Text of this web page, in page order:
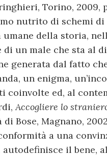
Torino, 2009,
nutrito di schemi
umane della storia,
di un male che sta al
generata dal fatto
un enigma,
coinvolte ed, al
Accogliere lo
di Bose, Magnano,
a una
il bene,